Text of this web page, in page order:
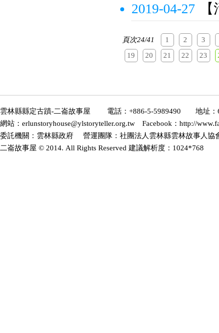
2019-04-27
頁次24/41 1 2
3
19
20 21 22 23
雲林縣縣定古蹟-二崙故事屋 電話：+886-5-5989490 地址：
網站：erlunstoryhouse@ylstoryteller.org.tw Facebook：http://
委託機關：雲林縣政府 營運團隊：社團法人雲林縣雲林故事人協
二崙故事屋 © 2014. All Rights Reserved 建議解析度：1024*768